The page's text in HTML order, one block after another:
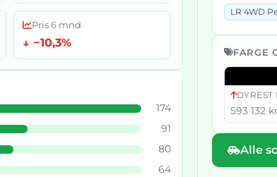
Pris 6 mnd
↓ −10,3%
174
91
80
64
LR 4WD
FARGE
DYREST
593 132
Alle